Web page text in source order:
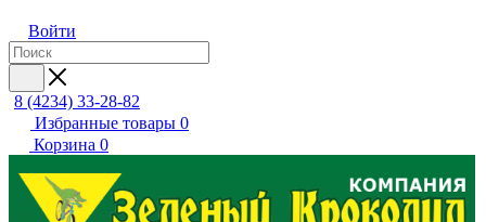
Войти
8 (4234) 33-28-82
Избранные товары 0
Корзина 0